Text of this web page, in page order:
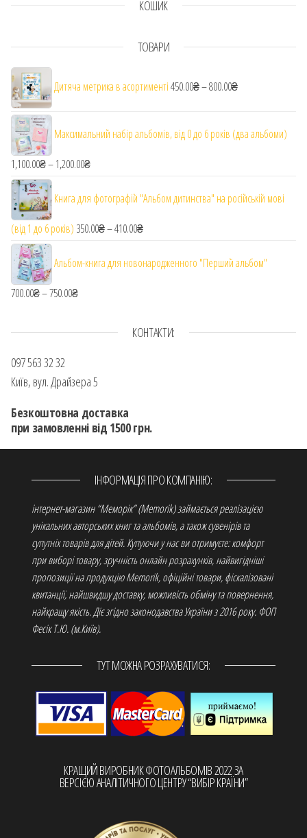
КОШИК
ТОВАРИ
Дитяча метрика в асортименті450.00₴–800.00₴
Максимальний набір альбомів, від 0 до 6 років (два альбоми)
1,100.00₴–1,200.00₴
Книга для фотографій "Альбом дитинства" на російській мові
(від 1 до 6 років) 350.00₴–410.00₴
Альбом-книга для новонародженного "Перший альбом"
700.00₴–750.00₴
КОНТАКТИ:
097 563 32 32
Київ, вул. Драйзера 5
Безкоштовна доставка
при замовленні від 1500 грн.
ІНФОРМАЦІЯ ПРО КОМПАНІЮ:
інтернет-магазин “Меморік” (Memorik) займається реалізацією
унікальних авторських книг та альбомів, а також сувенірів та
супутніх товарів для дітей. Купуючи у нас ви отримуєте: комфорт
при виборі товару, зручність онлайн розрахунків, найвигідніші
пропозиції на продукцію Memorik, офіційні товари, фіскалізовані
квитанції, найшвидшу доставку, можливість обміну та повернення,
найкращу якість. Діє згідно законодавства України з 2016 року. ФОП
Фесік Т.Ю. (м.Київ).
ТУТ МОЖНА РОЗРАХУВАТИСЯ:
КРАЩИЙ ВИРОБНИК ФОТОАЛЬБОМІВ 2022 ЗА
ВЕРСІЄЮ АНАЛІТИЧНОГО ЦЕНТРУ “ВИБІР КРАЇНИ”